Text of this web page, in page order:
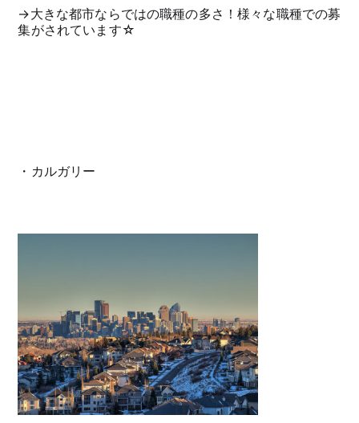
→大きな都市ならではの職種の多さ！様々な職種での募
集がされています☆
・カルガリー